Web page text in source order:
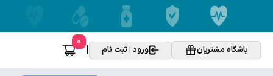
باشگاه مشتریان ورود | ثبت نام |
0